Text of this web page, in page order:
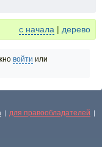
с начала | дерево
войти или
| для правообладателей |